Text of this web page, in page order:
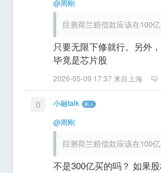
@周刚
目测荷兰赔偿款应该在100
只要无限下修就行。另外
毕竟是芯片股
2026-05-09 17:37 来自上海
0
小融talk
@周刚
目测荷兰赔偿款应该在100
不是300亿买的吗？ 如果